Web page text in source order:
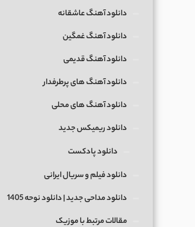
دانلود آهنگ عاشقانه
دانلود آهنگ غمگین
دانلود آهنگ قدیمی
دانلود آهنگ های پرطرفدار
دانلود آهنگ های محلی
دانلود ریمیکس جدید
دانلود پادکست
دانلود فیلم و سریال ایرانی
دانلود مداحی جدید | دانلود نوحه 1405
مقالات مرتبط با موزیک